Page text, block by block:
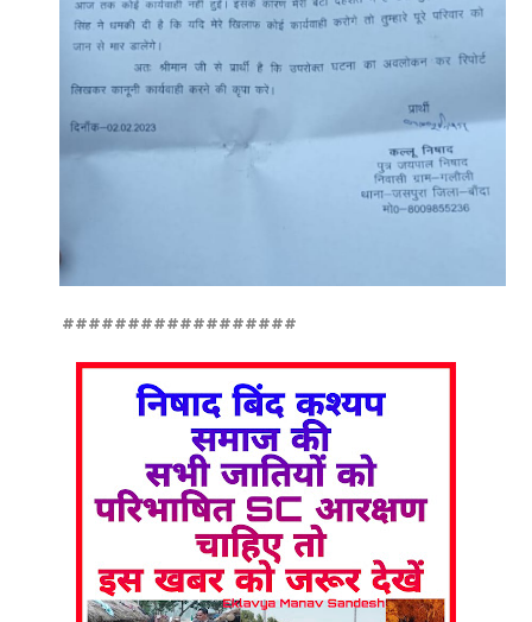
##################